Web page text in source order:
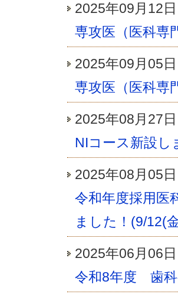
2025年09月
専攻医（医科専
2025年09月
専攻医（医科専
2025年08月
NIコース新設し
2025年08月
令和年度採用
ました！(9/12(
2025年06月
令和8年度 歯科